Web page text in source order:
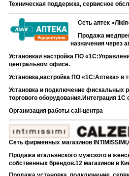
Техническая поддержка, сервисное
Сеть аптек
Продажа
назначения через
Установкаи настройка ПО
центральном офисе.
Установка,настройка ПО «1С:Аптека» в
Установка и подключение фискальных
торгового оборудования.Интеграция 1С
Организация работы сall-центра
Сеть фирменных магазинов
Продажа итальянского мужского и
собственных брендов.12 магазинов в